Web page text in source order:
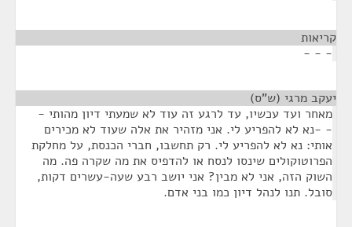
קריאות
- - -
יעקב מרגי (ש"ס)
מאחר ועד עכשיו, עד לרגע זה עוד לא שמעתי דיון מהותי -
- -נא לא להפריע לי. אני מזהיר את אלה שעוד לא מכירים
אותי: נא לא להפריע לי. רק תחשבו, חברי הכנסת, על מחלקת
הפרוטוקולים שינסו לנסח או להדפיס את מה שקרה פה. מה
השוק הזה, אני לא מבין? אני יושב רבע שעה-עשרים דקות,
סובל. תנו לנהל דיון כמו בני אדם.